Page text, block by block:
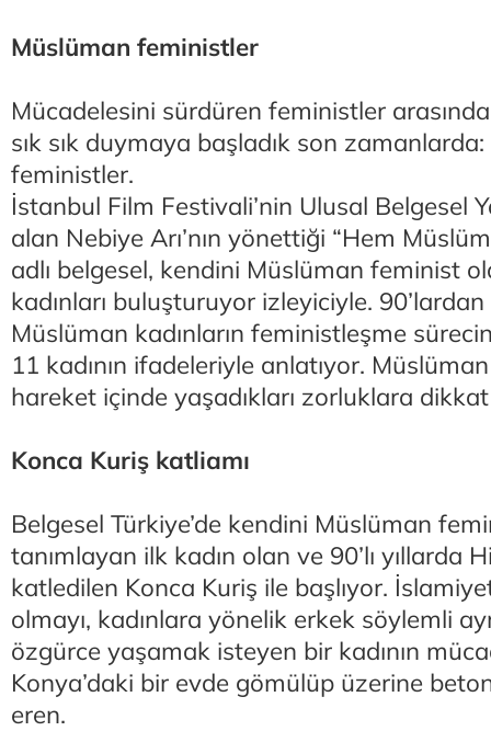
Müslüman feministler
Mücadelesini sürdüren feministler
sık sık duymaya başladık son
feministler.
İstanbul Film Festivali’nin Ulusal Belgesel
alan Nebiye Arı’nın yönettiği “Hem
adlı belgesel, kendini Müslüman feminist
kadınları buluşturuyor izleyiciyle.
Müslüman kadınların feministleşme
11 kadının ifadeleriyle anlatıyor.
hareket içinde yaşadıkları zorluklara
Konca Kuriş katliamı
Belgesel Türkiye’de kendini Müslüman
tanımlayan ilk kadın olan ve 90’lı yıllarda
katledilen Konca Kuriş ile başlıyor.
olmayı, kadınlara yönelik erkek söylemli
özgürce yaşamak isteyen bir kadının
Konya’daki bir evde gömülüp üzerine
eren.